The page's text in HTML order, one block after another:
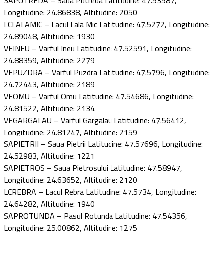
Longitudine: 24.86838, Altitudine: 2050
LCLALAMIC – Lacul Lala Mic Latitudine: 47.5272, Longitudine:
24.89048, Altitudine: 1930
VFINEU – Varful Ineu Latitudine: 47.52591, Longitudine:
24.88359, Altitudine: 2279
VFPUZDRA – Varful Puzdra Latitudine: 47.5796, Longitudine:
24.72443, Altitudine: 2189
VFOMU – Varful Omu Latitudine: 47.54686, Longitudine:
24.81522, Altitudine: 2134
VFGARGALAU – Varful Gargalau Latitudine: 47.56412,
Longitudine: 24.81247, Altitudine: 2159
SAPIETRII – Saua Pietrii Latitudine: 47.57696, Longitudine:
24.52983, Altitudine: 1221
SAPIETROS – Saua Pietrosului Latitudine: 47.58947,
Longitudine: 24.63652, Altitudine: 2120
LCREBRA – Lacul Rebra Latitudine: 47.5734, Longitudine:
24.64282, Altitudine: 1940
SAPROTUNDA – Pasul Rotunda Latitudine: 47.54356,
Longitudine: 25.00862, Altitudine: 1275